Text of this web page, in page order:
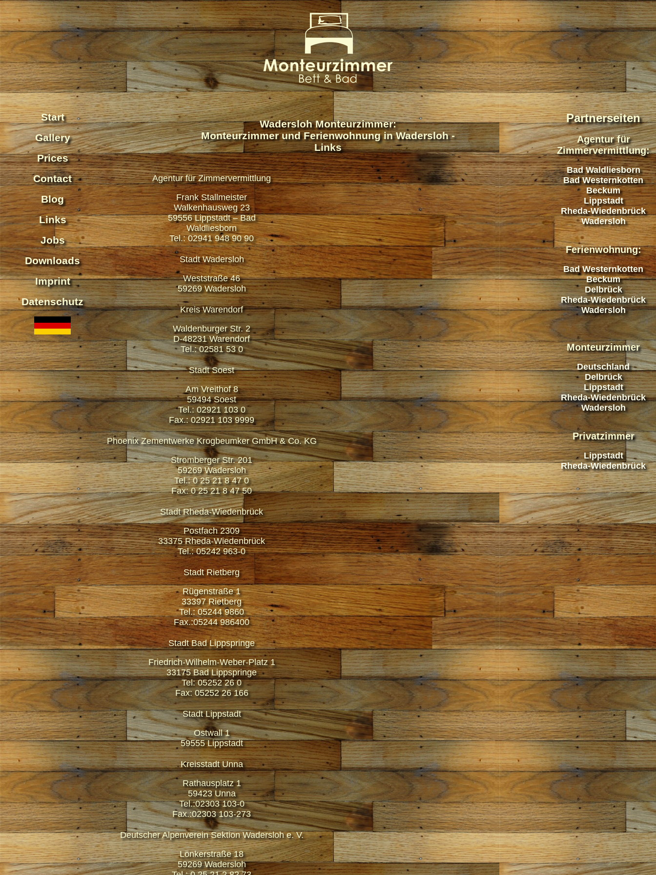
Start
Gallery
Prices
Contact
Blog
Links
Jobs
Downloads
Imprint
Datenschutz
Wadersloh Monteurzimmer:
Monteurzimmer und Ferienwohnung in Wadersloh -
Links
Agentur für Zimmervermittlung
Frank Stallmeister
Walkenhausweg 23
59556 Lippstadt – Bad
Waldliesborn
Tel.: 02941 948 90 90
Stadt Wadersloh
Weststraße 46
59269 Wadersloh
Kreis Warendorf
Waldenburger Str. 2
D-48231 Warendorf
Tel.: 02581 53 0
Stadt Soest
Am Vreithof 8
59494 Soest
Tel.: 02921 103 0
Fax.: 02921 103 9999
Phoenix Zementwerke Krogbeumker GmbH & Co. KG
Stromberger Str. 201
59269 Wadersloh
Tel.: 0 25 21 8 47 0
Fax: 0 25 21 8 47 50
Stadt Rheda-Wiedenbrück
Postfach 2309
33375 Rheda-Wiedenbrück
Tel.: 05242 963-0
Stadt Rietberg
Rügenstraße 1
33397 Rietberg
Tel.: 05244 9860
Fax.:05244 986400
Stadt Bad Lippspringe
Friedrich-Wilhelm-Weber-Platz 1
33175 Bad Lippspringe
Tel: 05252 26 0
Fax: 05252 26 166
Stadt Lippstadt
Ostwall 1
59555 Lippstadt
Kreisstadt Unna
Rathausplatz 1
59423 Unna
Tel.:02303 103-0
Fax.:02303 103-273
Deutscher Alpenverein Sektion Wadersloh e. V.
Lönkerstraße 18
59269 Wadersloh
Partnerseiten
Agentur für
Zimmervermittlung:
Bad Waldliesborn
Bad Westernkotten
Beckum
Lippstadt
Rheda-Wiedenbrück
Wadersloh
Ferienwohnung:
Bad Westernkotten
Beckum
Delbrück
Rheda-Wiedenbrück
Wadersloh
Monteurzimmer
Deutschland
Delbrück
Lippstadt
Rheda-Wiedenbrück
Wadersloh
Privatzimmer
Lippstadt
Rheda-Wiedenbrück